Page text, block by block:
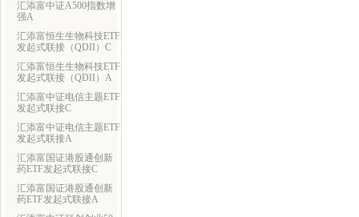
汇添富中证A500指数增
强A
汇添富恒生生物科技ETF
发起式联接（QDII）C
汇添富恒生生物科技ETF
发起式联接（QDII）A
汇添富中证电信主题ETF
发起式联接C
汇添富中证电信主题ETF
发起式联接A
汇添富国证港股通创新
药ETF发起式联接C
汇添富国证港股通创新
药ETF发起式联接A